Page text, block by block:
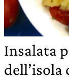
Insalata
dell’isola